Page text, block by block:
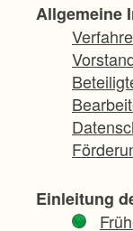
Allgemeine
Einleitung